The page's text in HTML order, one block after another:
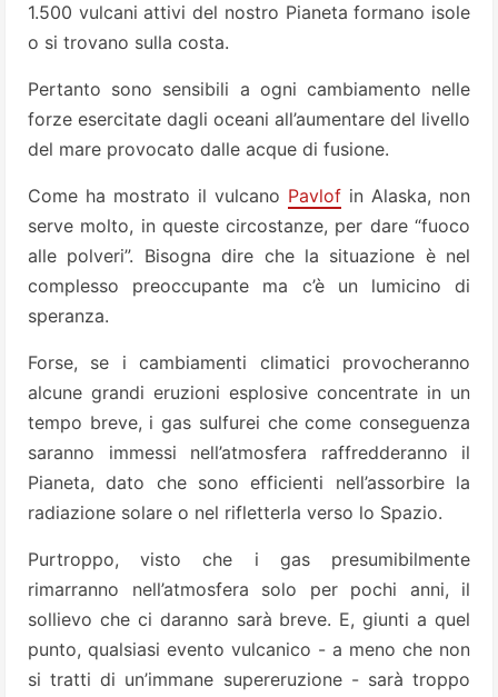
1.500 vulcani attivi del nostro Pianeta formano isole
o si trovano sulla costa.
Pertanto sono sensibili a ogni cambiamento nelle
forze esercitate dagli oceani all’aumentare del livello
del mare provocato dalle acque di fusione.
Come ha mostrato il vulcano Pavlof in Alaska, non
serve molto, in queste circostanze, per dare “fuoco
alle polveri”. Bisogna dire che la situazione è nel
complesso preoccupante ma c’è un lumicino di
speranza.
Forse, se i cambiamenti climatici provocheranno
alcune grandi eruzioni esplosive concentrate in un
tempo breve, i gas sulfurei che come conseguenza
saranno immessi nell’atmosfera raffredderanno il
Pianeta, dato che sono efficienti nell’assorbire la
radiazione solare o nel rifletterla verso lo Spazio.
Purtroppo, visto che i gas presumibilmente
rimarranno nell’atmosfera solo per pochi anni, il
sollievo che ci daranno sarà breve. E, giunti a quel
punto, qualsiasi evento vulcanico - a meno che non
si tratti di un’immane supereruzione - sarà troppo